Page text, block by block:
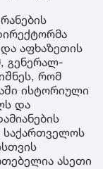
აფხაზეთის
გენერალ-
რომ
ისტორიული
და
საქართველოს
ასეთი